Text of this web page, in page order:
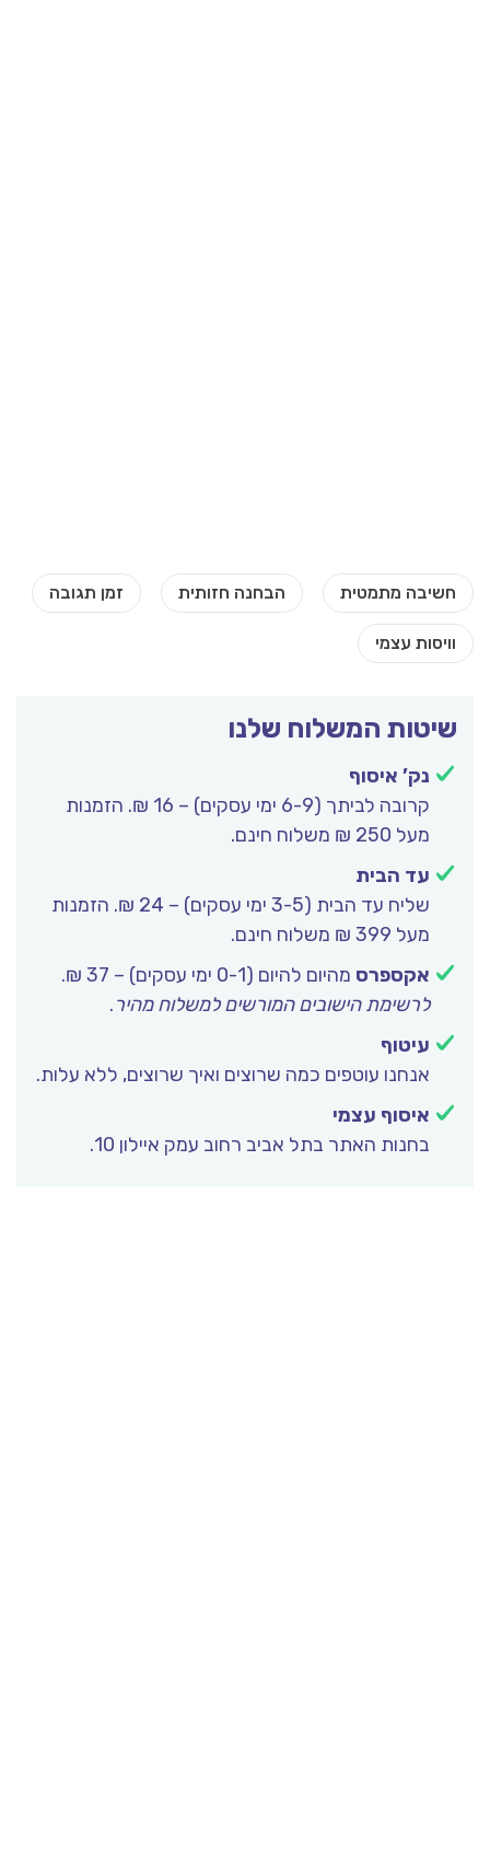
שיטות המשלוח שלנו
נק’ איסוף
קרובה לביתך (6-9 ימי עסקים) – 16 ₪. הזמנות
מעל 250 ₪ משלוח חינם.
עד הבית
שליח עד הבית (3-5 ימי עסקים) – 24 ₪. הזמנות
מעל 399 ₪ משלוח חינם.
אקספרס מהיום להיום (0-1 ימי עסקים) – 37 ₪.
לרשימת הישובים המורשים למשלוח מהיר.
עיטוף
אנחנו עוטפים כמה שרוצים ואיך שרוצים, ללא עלות.
איסוף עצמי
בחנות האתר בתל אביב רחוב עמק איילון 10.